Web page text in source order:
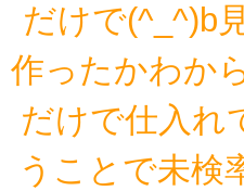
だけで(^_^)b
作ったかわか
だけで仕入れ
うことで未検